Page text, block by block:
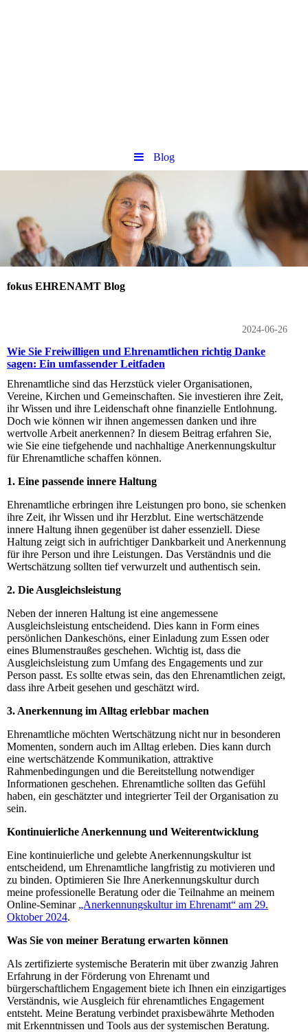
Blog
fokus EHRENAMT Blog
2024-06-26
Wie Sie Freiwilligen und Ehrenamtlichen richtig Danke
sagen: Ein umfassender Leitfaden
Ehrenamtliche sind das Herzstück vieler Organisationen,
Vereine, Kirchen und Gemeinschaften. Sie investieren ihre Zeit,
ihr Wissen und ihre Leidenschaft ohne finanzielle Entlohnung.
Doch wie können wir ihnen angemessen danken und ihre
wertvolle Arbeit anerkennen? In diesem Beitrag erfahren Sie,
wie Sie eine tiefgehende und nachhaltige Anerkennungskultur
für Ehrenamtliche schaffen können.
1. Eine passende innere Haltung
Ehrenamtliche erbringen ihre Leistungen pro bono, sie schenken
ihre Zeit, ihr Wissen und ihr Herzblut. Eine wertschätzende
innere Haltung ihnen gegenüber ist daher essenziell. Diese
Haltung zeigt sich in aufrichtiger Dankbarkeit und Anerkennung
für ihre Person und ihre Leistungen. Das Verständnis und die
Wertschätzung sollten tief verwurzelt und authentisch sein.
2. Die Ausgleichsleistung
Neben der inneren Haltung ist eine angemessene
Ausgleichsleistung entscheidend. Dies kann in Form eines
persönlichen Dankeschöns, einer Einladung zum Essen oder
eines Blumenstraußes geschehen. Wichtig ist, dass die
Ausgleichsleistung zum Umfang des Engagements und zur
Person passt. Es sollte etwas sein, das den Ehrenamtlichen zeigt,
dass ihre Arbeit gesehen und geschätzt wird.
3. Anerkennung im Alltag erlebbar machen
Ehrenamtliche möchten Wertschätzung nicht nur in besonderen
Momenten, sondern auch im Alltag erleben. Dies kann durch
eine wertschätzende Kommunikation, attraktive
Rahmenbedingungen und die Bereitstellung notwendiger
Informationen geschehen. Ehrenamtliche sollten das Gefühl
haben, ein geschätzter und integrierter Teil der Organisation zu
sein.
Kontinuierliche Anerkennung und Weiterentwicklung
Eine kontinuierliche und gelebte Anerkennungskultur ist
entscheidend, um Ehrenamtliche langfristig zu motivieren und
zu binden. Optimieren Sie Ihre Anerkennungskultur durch
meine professionelle Beratung oder die Teilnahme an meinem
Online-Seminar „Anerkennungskultur im Ehrenamt“ am 29.
Oktober 2024.
Was Sie von meiner Beratung erwarten können
Als zertifizierte systemische Beraterin mit über zwanzig Jahren
Erfahrung in der Förderung von Ehrenamt und
bürgerschaftlichem Engagement biete ich Ihnen ein einzigartiges
Verständnis, wie Ausgleich für ehrenamtliches Engagement
entsteht. Meine Beratung verbindet praxisbewährte Methoden
mit Erkenntnissen und Tools aus der systemischen Beratung.